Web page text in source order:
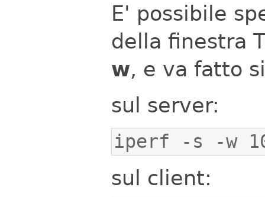
E' possibile
della finestra
w, e va fatto
sul server:
iperf -s -w
sul client: